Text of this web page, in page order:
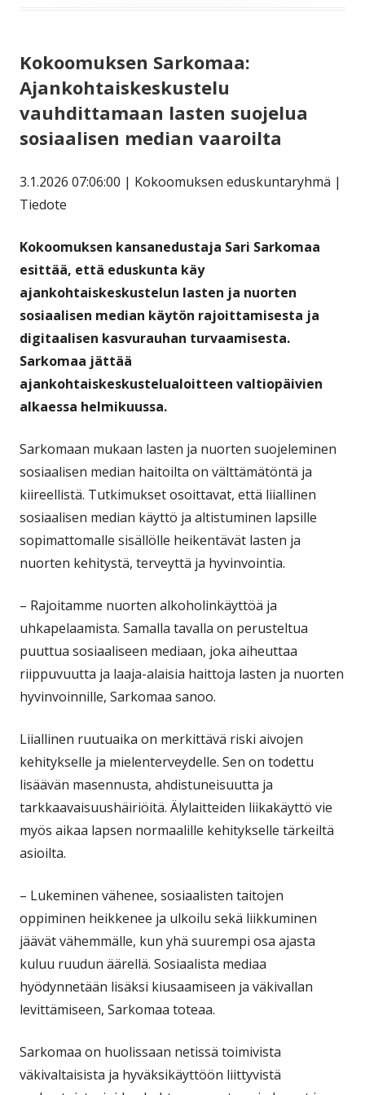
Kokoomuksen Sarkomaa:
Ajankohtaiskeskustelu
vauhdittamaan lasten suojelua
sosiaalisen median vaaroilta
3.1.2026 07:06:00 | Kokoomuksen eduskuntaryhmä |
Tiedote
Kokoomuksen kansanedustaja Sari Sarkomaa
esittää, että eduskunta käy
ajankohtaiskeskustelun lasten ja nuorten
sosiaalisen median käytön rajoittamisesta ja
digitaalisen kasvurauhan turvaamisesta.
Sarkomaa jättää
ajankohtaiskeskustelualoitteen valtiopäivien
alkaessa helmikuussa.
Sarkomaan mukaan lasten ja nuorten suojeleminen
sosiaalisen median haitoilta on välttämätöntä ja
kiireellistä. Tutkimukset osoittavat, että liiallinen
sosiaalisen median käyttö ja altistuminen lapsille
sopimattomalle sisällölle heikentävät lasten ja
nuorten kehitystä, terveyttä ja hyvinvointia.
– Rajoitamme nuorten alkoholinkäyttöä ja
uhkapelaamista. Samalla tavalla on perusteltua
puuttua sosiaaliseen mediaan, joka aiheuttaa
riippuvuutta ja laaja-alaisia haittoja lasten ja nuorten
hyvinvoinnille, Sarkomaa sanoo.
Liiallinen ruutuaika on merkittävä riski aivojen
kehitykselle ja mielenterveydelle. Sen on todettu
lisäävän masennusta, ahdistuneisuutta ja
tarkkaavaisuushäiriöitä. Älylaitteiden liikakäyttö vie
myös aikaa lapsen normaalille kehitykselle tärkeiltä
asioilta.
– Lukeminen vähenee, sosiaalisten taitojen
oppiminen heikkenee ja ulkoilu sekä liikkuminen
jäävät vähemmälle, kun yhä suurempi osa ajasta
kuluu ruudun äärellä. Sosiaalista mediaa
hyödynnetään lisäksi kiusaamiseen ja väkivallan
levittämiseen, Sarkomaa toteaa.
Sarkomaa on huolissaan netissä toimivista
väkivaltaisista ja hyväksikäyttöön liittyvistä